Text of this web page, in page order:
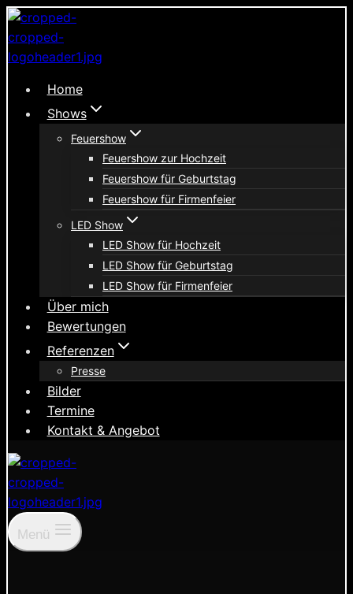
Zum
Inhalt
springen
Home
Shows
Feuershow
Feuershow zur Hochzeit
Feuershow für Geburtstag
Feuershow für Firmenfeier
LED Show
LED Show für Hochzeit
LED Show für Geburtstag
LED Show für Firmenfeier
Über mich
Bewertungen
Referenzen
Presse
Bilder
Termine
Kontakt & Angebot
Menü